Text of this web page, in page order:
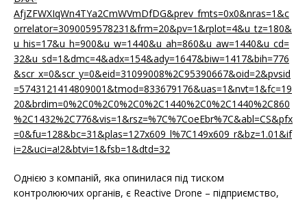
AfjZFWXIqWn4TYa2CmWVmDfDG&prev_fmts=0x0&nras=1&c
orrelator=3090059578231&frm=20&pv=1&rplot=4&u_tz=180&
u_his=17&u_h=900&u_w=1440&u_ah=860&u_aw=1440&u_cd=
32&u_sd=1&dmc=4&adx=154&ady=1647&biw=1417&bih=776
&scr_x=0&scr_y=0&eid=31099008%2C95390667&oid=2&pvsid
=5743121414809001&tmod=833679176&uas=1&nvt=1&fc=19
20&brdim=0%2C0%2C0%2C0%2C1440%2C0%2C1440%2C860
%2C1432%2C776&vis=1&rsz=%7C%7CoeEbr%7C&abl=CS&pfx
=0&fu=128&bc=31&plas=127x609_l%7C149x609_r&bz=1.01&if
i=2&uci=a!2&btvi=1&fsb=1&dtd=32
Однією з компаній, яка опинилася під тиском
контролюючих органів, є Reactive Drone – підприємство,